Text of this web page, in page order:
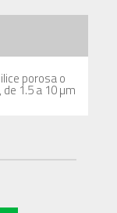
porosa o
1.5 a 10 µm